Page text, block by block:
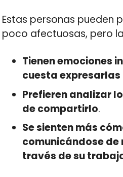
Estas personas pueden
poco afectuosas, pero
Tienen emociones
cuesta
Prefieren analizar
de compartirlo.
Se sienten más
comunicándose
través de su